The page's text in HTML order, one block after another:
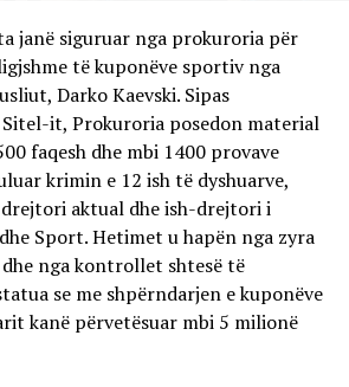
janë siguruar nga prokuroria për
të kuponëve sportiv nga
Darko Kaevski. Sipas
it, Prokuroria posedon material
faqesh dhe mbi 1400 provave
krimin e 12 ish të dyshuarve,
drejtori aktual dhe ish-drejtori i
Sport. Hetimet u hapën nga zyra
nga kontrollet shtesë të
se me shpërndarjen e kuponëve
kanë përvetësuar mbi 5 milionë